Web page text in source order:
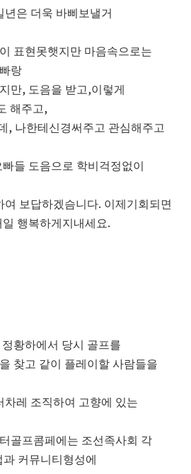
은 더욱 바삐보낼거
표현못햇지만 마음속으로는
랑
만, 도음을 받고,이렇게
해주고,
, 나한테신경써주고 관심해주고
들 도음으로 학비걱정없이
보답하겠슴니다. 이제기회되면
행복하게지내세요.
황하에서 당시 골프를
찾고 같이 플레이할 사람들을
레 조직하여 고향에 있는
골프콤페에는 조선족사회 각
커뮤니티형성에